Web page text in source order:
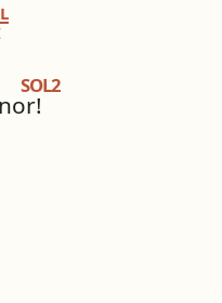
SOL2